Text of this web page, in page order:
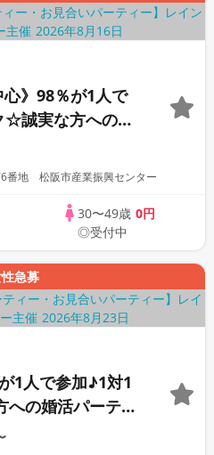
》98％が1人で
☆誠実な方への婚
番地 松阪市産業振興センター
30〜49歳 0円
◎受付中
急募
1人で参加♪1対1
の婚活パーティ